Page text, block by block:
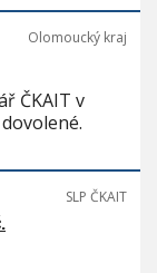
Olomoucký kraj
ČKAIT v
SLP ČKAIT